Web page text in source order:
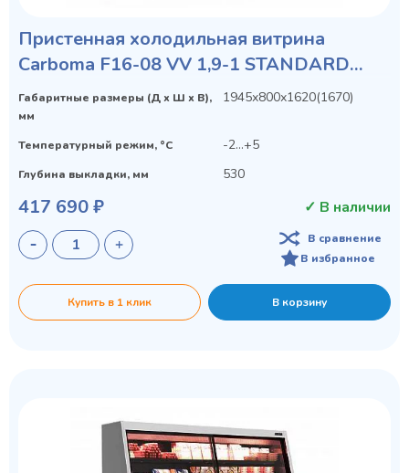
Пристенная холодильная витрина
Carboma F16-08 VV 1,9-1 STANDARD
фронт X1
Габаритные размеры (Д х Ш х В),
мм
1945х800х1620(1670)
Температурный режим, °C -2...+5
Глубина выкладки, мм 530
417 690 ₽ ✓ В наличии
В сравнение
В избранное
Купить в 1 клик В корзину